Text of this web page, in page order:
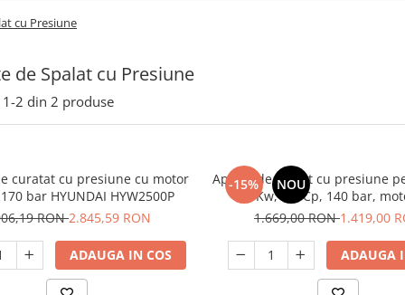
cu Presiune
de Spalat cu Presiune
1-2 din 2 produse
curatat cu presiune cu motor
bar HYUNDAI HYW2500P
RON2.845,59 RON
ADAUGA IN COS
-15% NOU
Aparat de spalat cu presiune
4.8 Kw, 6.5 Cp, 140 bar,
RAIDER
1.669,00 RON1.419,00
ADAUGA